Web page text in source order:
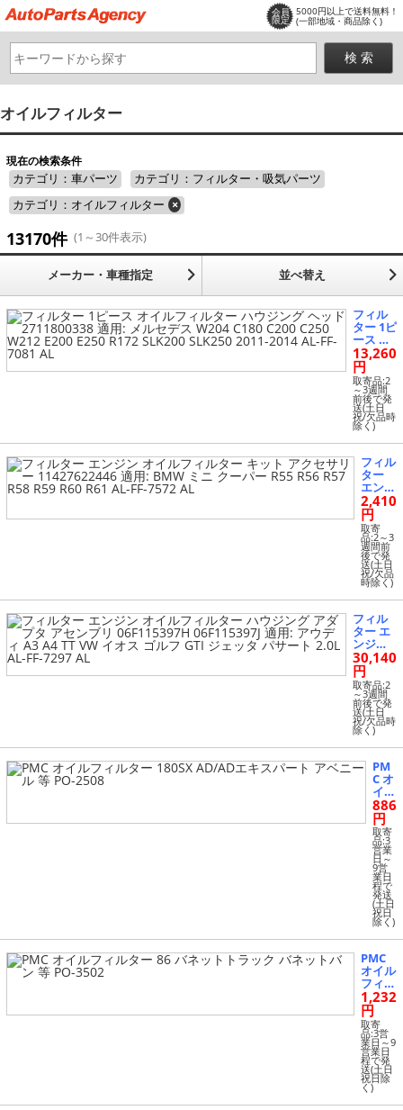
会員
限定
5000円以上で送料無料！
(一部地域・商品除く)
オイルフィルター
現在の検索条件
カテゴリ：車パーツ
カテゴリ：フィルター・吸気パーツ
カテゴリ：オイルフィルター ×
13170件 (1～30件表示)
メーカー・車種指定 並べ替え
フィル
ター 1ピ
ース オ
イルフ
ィルタ
ー ハウ
ジング
ヘッド 2
7118003
38 適用:
メルセ
デス W2
04 C180
C200 C2
50 W21
2 E200 E
250 R17
2 SLK20
0 SLK25
0 2011-2
014 AL-
FF-7081
13,260
円
取寄品:2
～3週間
前後で発
送(土日
祝/欠品時
除く)
フィル
ター
エンジ
ン オ
イルフ
ィルタ
ー キ
ット
アクセ
サリー
11427
62244
6 適用:
BMW
ミニ
クーパ
ー R55
R56 R
57 R58
R59 R
60 R61
AL-FF-
7572 A
L
2,410
円
取寄
品:2～3
週間前
後で発
送(土日
祝/欠品
時除く)
フィル
ター エ
ンジン
オイル
フィル
ター ハ
ウジン
グ アダ
プタ ア
センブ
リ 06F1
15397H
06F1153
97J 適
用: アウ
ディ A3
A4 TT V
W イオ
ス ゴル
フ GTI
ジェッ
タ パサ
ート 2.0
L AL-FF-
7297 AL
30,140
円
取寄品:2
～3週間
前後で発
送(土日
祝/欠品時
除く)
PM
C オ
イル
フィ
ルタ
ー 1
80S
X A
D/A
Dエ
キス
パー
ト
アベ
ニー
ル
等 P
O-2
508
886
円
取寄
品:3
営業
日～
9営
業日
程で
発送
(土日
祝日
除く)
PMC
オイル
フィル
ター 8
6 バネ
ットト
ラック
バネッ
トバン
等 PO-
3502
1,232
円
取寄
品:3営
業日～9
営業日
程で発
送(土日
祝日除
く)